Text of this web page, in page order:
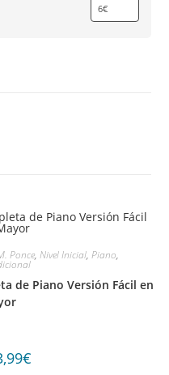
Ponce, Nivel Inicial, Piano,
de Piano Versión Fácil en
€